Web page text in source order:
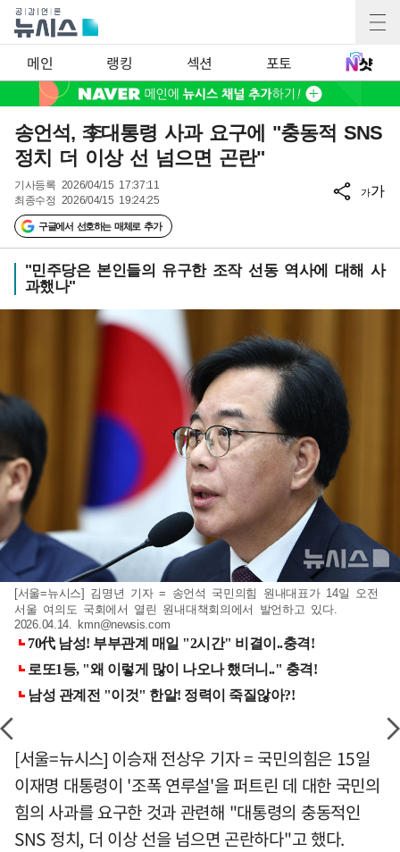
메인 랭킹 섹션 포토
송언석, 李대통령 사과 요구에 "충동적 SNS
정치 더 이상 선 넘으면 곤란"
기사등록 2026/04/15 17:37:11
최종수정 2026/04/15 19:24:25
구글에서 선호하는 매체로 추가
가가
"민주당은 본인들의 유구한 조작 선동 역사에 대해 사
과했나"
[서울=뉴시스] 김명년 기자 = 송언석 국민의힘 원내대표가 14일 오전
서울 여의도 국회에서 열린 원내대책회의에서 발언하고 있다.
2026.04.14.
kmn@newsis.com
[서울=뉴시스] 이승재 전상우 기자 = 국민의힘은 15일
이재명 대통령이 '조폭 연루설'을 퍼트린 데 대한 국민의
힘의 사과를 요구한 것과 관련해 "대통령의 충동적인
SNS 정치, 더 이상 선을 넘으면 곤란하다"고 했다.